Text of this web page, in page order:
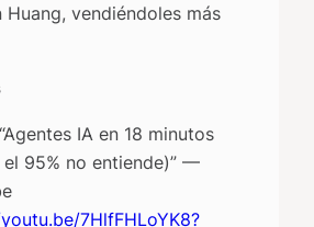
Huang, vendiéndoles más
IA en 18 minutos
el 95% no entiende)” —
7HlfFHLoYK8?